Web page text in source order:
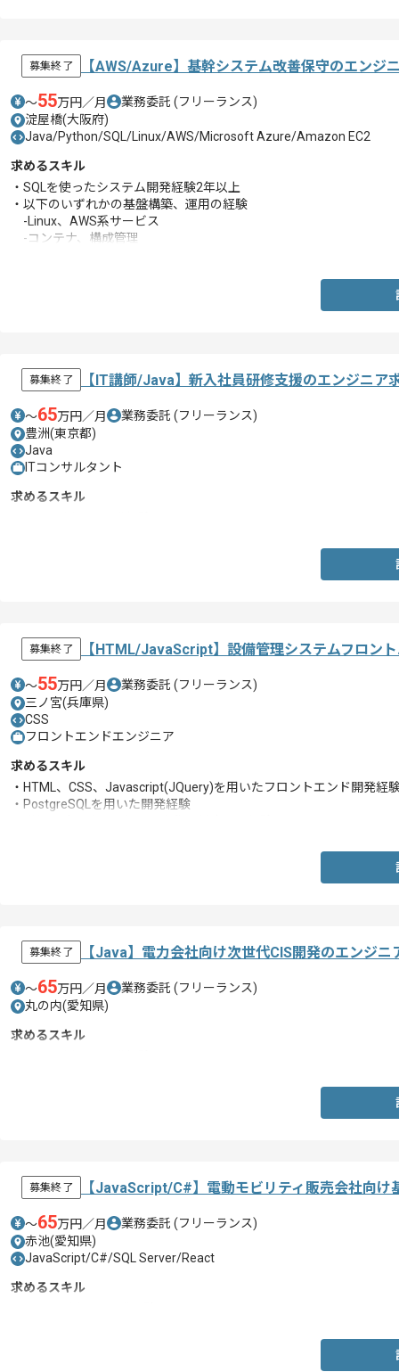
募集終了 【AWS/Azure】基幹システム改善保守のエンジ
〜55万円／月 業務委託 (フリーランス)
淀屋橋(大阪府)
Java/Python/SQL/Linux/AWS/Microsoft Azure/Amazon EC2
求めるスキル
・SQLを使ったシステム開発経験2年以上
・以下のいずれかの基盤構築、運用の経験
-Linux、AWS系サービス
-コンテナ、構成管理
募集終了 【IT講師/Java】新入社員研修支援のエンジニア
〜65万円／月 業務委託 (フリーランス)
豊洲(東京都)
Java
ITコンサルタント
求めるスキル
募集終了 【HTML/JavaScript】設備管理システムフロン
〜55万円／月 業務委託 (フリーランス)
三ノ宮(兵庫県)
CSS
フロントエンドエンジニア
求めるスキル
・HTML、CSS、Javascript(JQuery)を用いたフロントエンド開発経
・PostgreSQLを用いた開発経験
募集終了 【Java】電力会社向け次世代CIS開発のエンジニ
〜65万円／月 業務委託 (フリーランス)
丸の内(愛知県)
求めるスキル
募集終了 【JavaScript/C#】電動モビリティ販売会社向
〜65万円／月 業務委託 (フリーランス)
赤池(愛知県)
JavaScript/C#/SQL Server/React
求めるスキル